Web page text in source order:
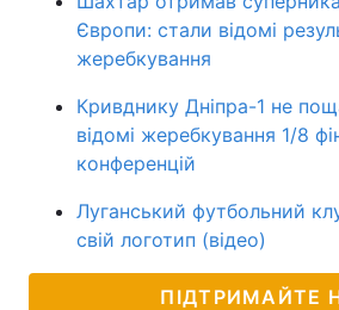
Європи: стали відомі
жеребкування
Кривднику Дніпра-1 не
відомі жеребкування 1/8
конференцій
Луганський футбольний
свій логотип (відео)
ПІДТРИМАЙТЕ